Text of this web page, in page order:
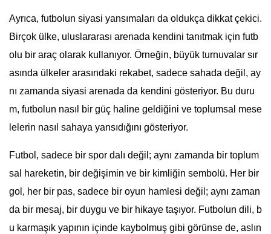
Ayrıca, futbolun siyasi yansımaları da oldukça dikkat çekici.
Birçok ülke, uluslararası arenada kendini tanıtmak için futb
olu bir araç olarak kullanıyor. Örneğin, büyük turnuvalar sır
asında ülkeler arasındaki rekabet, sadece sahada değil, ay
nı zamanda siyasi arenada da kendini gösteriyor. Bu duru
m, futbolun nasıl bir güç haline geldiğini ve toplumsal mese
lelerin nasıl sahaya yansıdığını gösteriyor.
Futbol, sadece bir spor dalı değil; aynı zamanda bir toplum
sal hareketin, bir değişimin ve bir kimliğin sembolü. Her bir
gol, her bir pas, sadece bir oyun hamlesi değil; aynı zaman
da bir mesaj, bir duygu ve bir hikaye taşıyor. Futbolun dili, b
u karmaşık yapının içinde kaybolmuş gibi görünse de, aslın